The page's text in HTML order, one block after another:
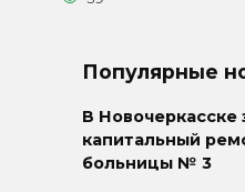
Популярные
В Новочеркасске
капитальный
больницы № 3